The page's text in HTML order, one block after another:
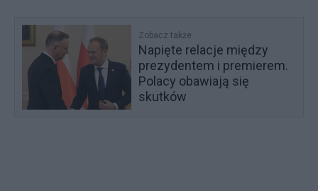
Zobacz także
Napięte relacje między
prezydentem i premierem.
Polacy obawiają się
skutków